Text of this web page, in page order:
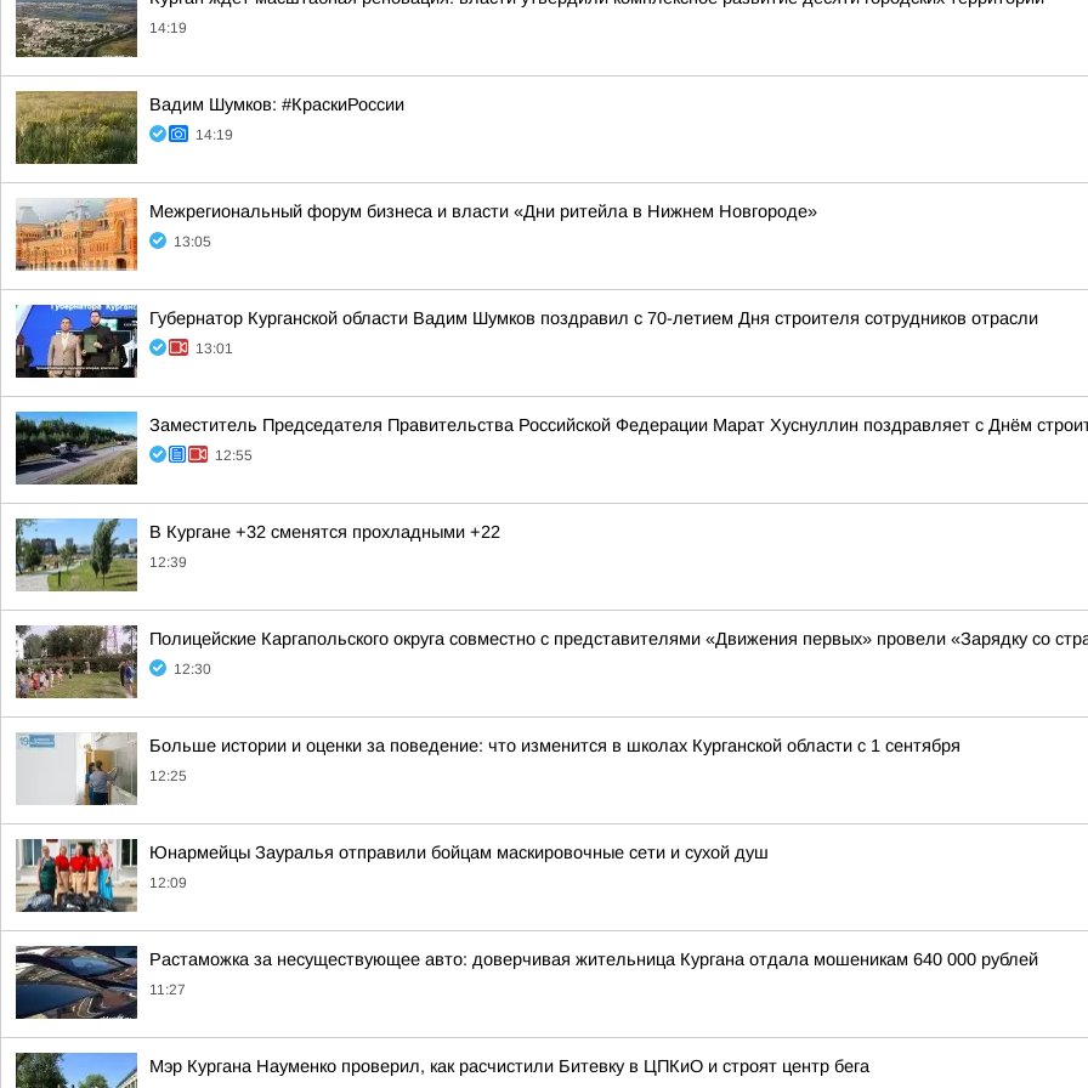
14:19
Вадим Шумков: #КраскиРоссии
14:19
Межрегиональный форум бизнеса и власти «Дни ритейла в Нижнем Новгороде»
13:05
Губернатор Курганской области Вадим Шумков поздравил с 70-летием Дня строителя сотрудников отрасли
13:01
Заместитель Председателя Правительства Российской Федерации Марат Хуснуллин поздравляет с Днём
12:55
В Кургане +32 сменятся прохладными +22
12:39
Полицейские Каргапольского округа совместно с представителями «Движения первых» провели «Зарядку со
12:30
Больше истории и оценки за поведение: что изменится в школах Курганской области с 1 сентября
12:25
Юнармейцы Зауралья отправили бойцам маскировочные сети и сухой душ
12:09
Растаможка за несуществующее авто: доверчивая жительница Кургана отдала мошеникам 640 000 рублей
11:27
Мэр Кургана Науменко проверил, как расчистили Битевку в ЦПКиО и строят центр бега